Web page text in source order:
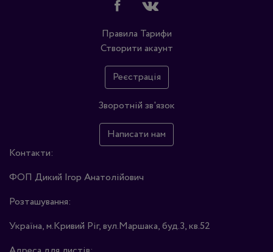
Правила Тарифи
Створити акаунт
Реєстрація
Зворотній зв'язок
Написати нам
Контакти:
ФОП Дикий Ігор Анатолійович
Розташування:
Україна, м.Кривий Ріг, вул.Маршака, буд.3, кв.52